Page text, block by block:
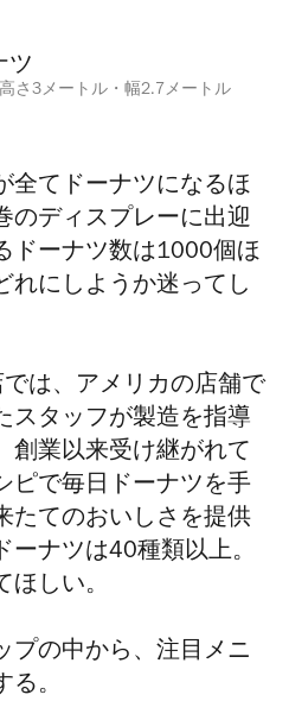
高さ3メートル・幅2.7メートル
全てドーナツになるほ
のディスプレーに出迎
ドーナツ数は1000個ほ
れにしようか迷ってし
は、アメリカの店舗 で
スタッフが製造を指導
創業以来受け継がれて
ピで毎日ドーナツを手
たてのおいしさを提供
ーナツは40種類以上。
しい。
プの中から、注目メニ
る。